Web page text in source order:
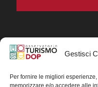
Gestisci
Per fornire le migliori
memorizzare e/o accedere alle
In collaborazione
del turismo
italiani.